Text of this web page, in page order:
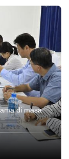
di masa